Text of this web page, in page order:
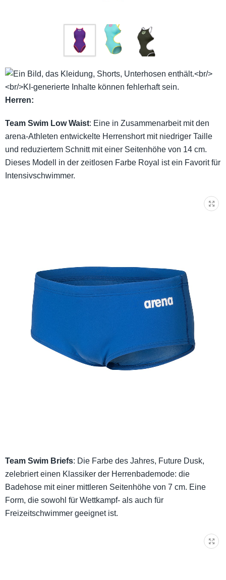
Herren:
Team Swim Low Waist: Eine in Zusammenarbeit mit den
arena-Athleten entwickelte Herrenshort mit niedriger Taille
und reduziertem Schnitt mit einer Seitenhöhe von 14 cm.
Dieses Modell in der zeitlosen Farbe Royal ist ein Favorit für
Intensivschwimmer.
Team Swim Briefs: Die Farbe des Jahres, Future Dusk,
zelebriert einen Klassiker der Herrenbademode: die
Badehose mit einer mittleren Seitenhöhe von 7 cm. Eine
Form, die sowohl für Wettkampf- als auch für
Freizeitschwimmer geeignet ist.